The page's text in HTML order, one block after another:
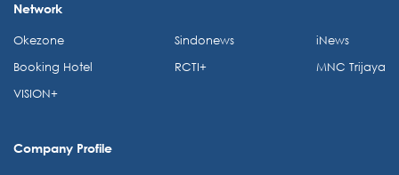
Network
Okezone
Booking Hotel
VISION+
Sindonews
RCTI+
iNews
MNC Trijaya
Company Profile